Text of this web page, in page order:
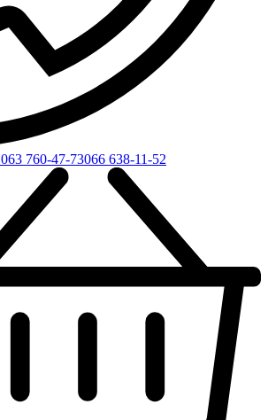
063 760-47-73066 638-11-52